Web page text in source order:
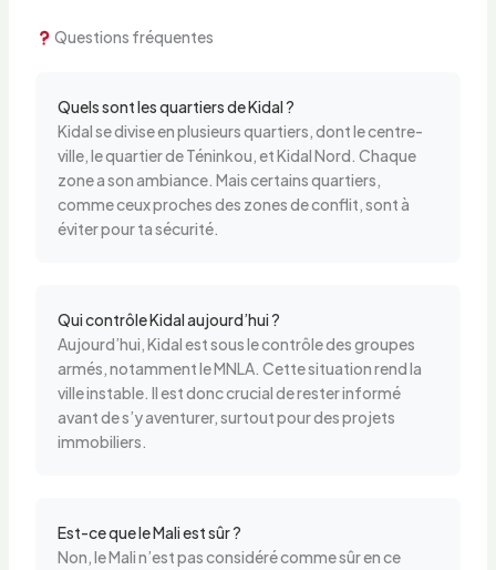
Questions fréquentes
Quels sont les quartiers de Kidal ?
Kidal se divise en plusieurs quartiers, dont le centre-
ville, le quartier de Téninkou, et Kidal Nord. Chaque
zone a son ambiance. Mais certains quartiers,
comme ceux proches des zones de conflit, sont à
éviter pour ta sécurité.
Qui contrôle Kidal aujourd’hui ?
Aujourd’hui, Kidal est sous le contrôle des groupes
armés, notamment le MNLA. Cette situation rend la
ville instable. Il est donc crucial de rester informé
avant de s’y aventurer, surtout pour des projets
immobiliers.
Est-ce que le Mali est sûr ?
Non, le Mali n’est pas considéré comme sûr en ce